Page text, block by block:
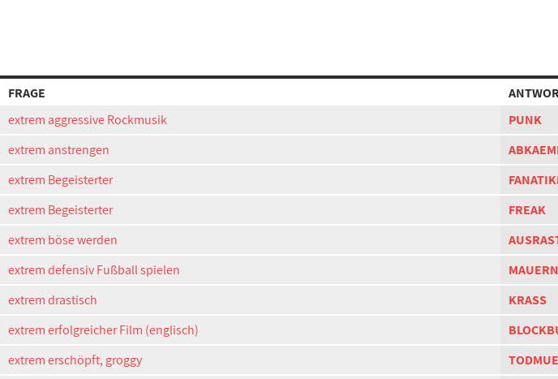
FRAGE
extrem aggressive Rockmusik
PUNK
extrem anstrengen
extrem Begeisterter
extrem Begeisterter
FREAK
extrem böse werden
extrem defensiv Fußball spielen
MAUERN
extrem drastisch
KRASS
extrem erfolgreicher Film (englisch)
extrem erschöpft, groggy